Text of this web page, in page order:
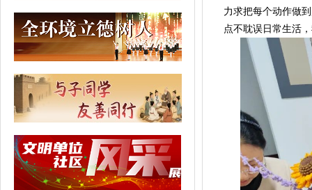
力求把每个动作做
点不耽误日常生活